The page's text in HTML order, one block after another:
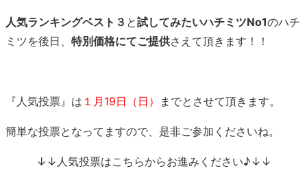
人気ランキングベスト３ と試してみたいハチミツNo1のハチ
ミツを後日、 特別価格にてご提供さえて頂きます！！
『人気投票』は １月19日（日） までとさせて頂きます。
簡単な投票となってますので、是非ご参加くださいね。
↓↓人気投票はこちらからお進みください♪↓↓